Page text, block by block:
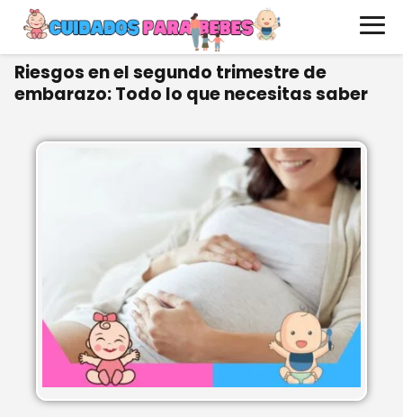
Riesgos en el segundo trimestre de
embarazo: Todo lo que necesitas saber